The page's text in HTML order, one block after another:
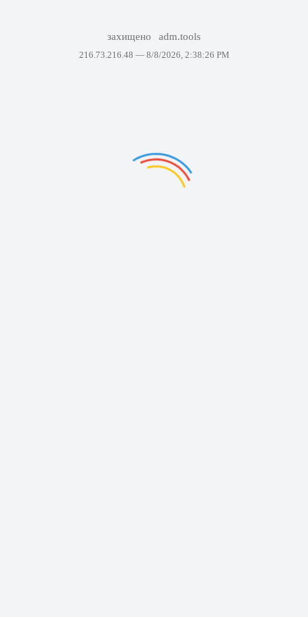
захищено adm.tools
216.73.216.48 — 8/8/2026, 2:38:26 PM